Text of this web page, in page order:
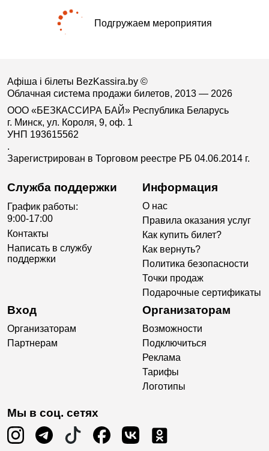
Подгружаем мероприятия
Афіша і білеты BezKassira.by ©
Облачная система продажи билетов, 2013 — 2026
ООО «БЕЗКАССИРА БАЙ» Республика Беларусь
г. Минск, ул. Короля, 9, оф. 1
УНП 193615562
.
Зарегистрирован в Торговом реестре РБ 04.06.2014 г.
Служба поддержки
График работы:
9:00-17:00
Контакты
Написать в службу
поддержки
Информация
О нас
Правила оказания услуг
Как купить билет?
Как вернуть?
Политика безопасности
Точки продаж
Подарочные сертификаты
Вход
Организаторам
Партнерам
Организаторам
Возможности
Подключиться
Реклама
Тарифы
Логотипы
Мы в соц. сетях